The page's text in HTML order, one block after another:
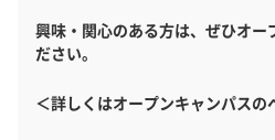
興味・関心のある方は、ぜひオー
ださい。
＜詳しくはオープンキャンパスの